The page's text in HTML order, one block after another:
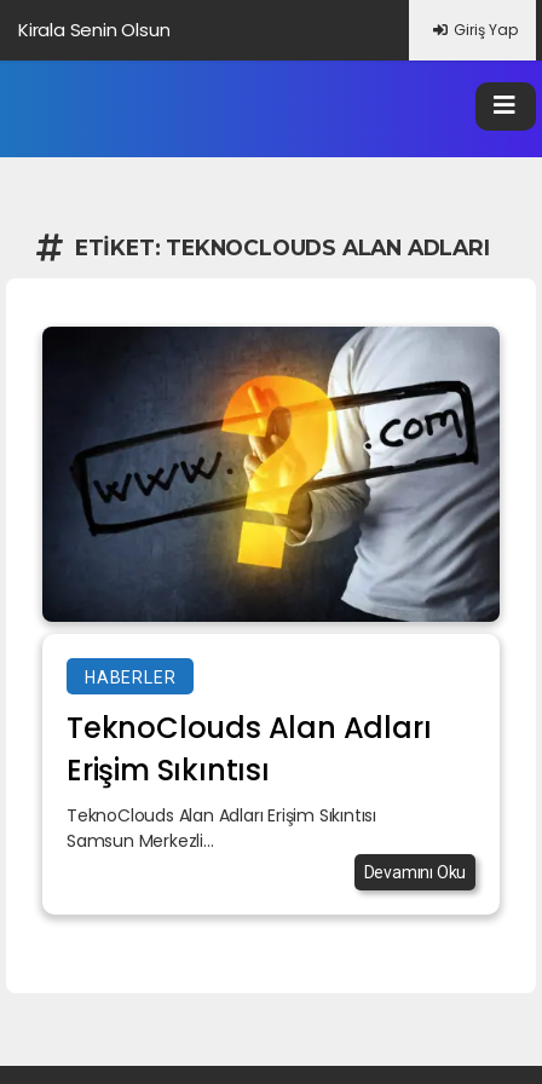
Kirala Senin Olsun Giriş Yap
ETIKET: TEKNOCLOUDS ALAN ADLARI
HABERLER
TeknoClouds Alan Adları
Erişim Sıkıntısı
TeknoClouds Alan Adları Erişim Sıkıntısı
Samsun Merkezli...
Devamını Oku